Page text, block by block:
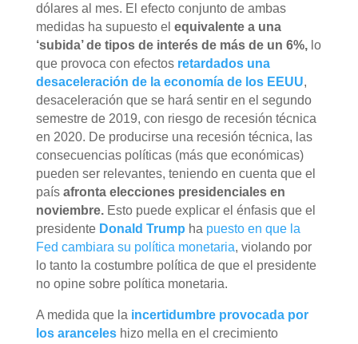
dólares al mes. El efecto conjunto de ambas
medidas ha supuesto el equivalente a una
‘subida’ de tipos de interés de más de un 6%,lo
que provoca con efectos retardados una
desaceleración de la economía de los EEUU,
desaceleración que se hará sentir en el segundo
semestre de 2019, con riesgo de recesión técnica
en 2020. De producirse una recesión técnica, las
consecuencias políticas (más que económicas)
pueden ser relevantes, teniendo en cuenta que el
país afronta elecciones presidenciales en
noviembre.Esto puede explicar el énfasis que el
presidente Donald Trump ha puesto en que la
Fed cambiara su política monetaria, violando por
lo tanto la costumbre política de que el presidente
no opine sobre política monetaria.
A medida que la incertidumbre provocada por
los aranceleshizo mella en el crecimiento